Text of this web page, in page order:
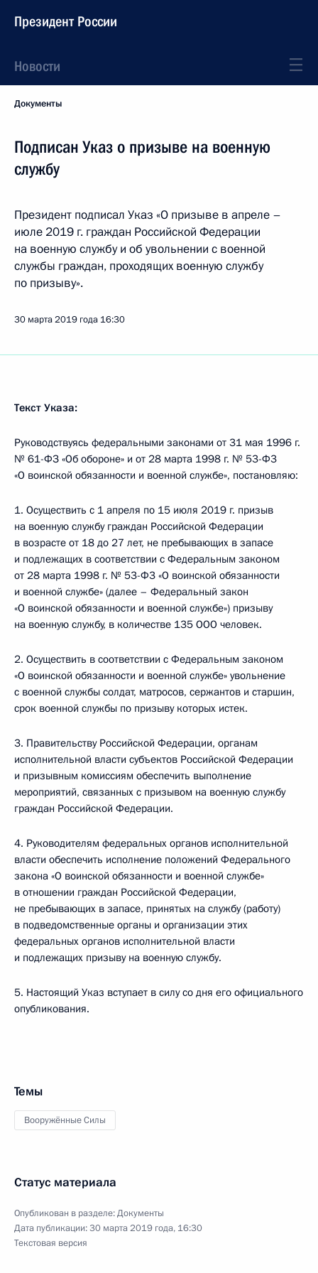
Президент России
Новости
Документы
Подписан Указ о призыве на военную
службу
Президент подписал Указ «О призыве в апреле –
июле 2019 г. граждан Российской Федерации
на военную службу и об увольнении с военной
службы граждан, проходящих военную службу
по призыву».
30 марта 2019 года 16:30
Текст Указа:
Руководствуясь федеральными законами от 31 мая 1996 г.
№ 61-ФЗ «Об обороне» и от 28 марта 1998 г. № 53-Ф3
«О воинской обязанности и военной службе», постановляю:
1. Осуществить с 1 апреля по 15 июля 2019 г. призыв
на военную службу граждан Российской Федерации
в возрасте от 18 до 27 лет, не пребывающих в запасе
и подлежащих в соответствии с Федеральным законом
от 28 марта 1998 г. № 53-Ф3 «О воинской обязанности
и военной службе» (далее – Федеральный закон
«О воинской обязанности и военной службе») призыву
на военную службу, в количестве 135 ООО человек.
2. Осуществить в соответствии с Федеральным законом
«О воинской обязанности и военной службе» увольнение
с военной службы солдат, матросов, сержантов и старшин,
срок военной службы по призыву которых истек.
3. Правительству Российской Федерации, органам
исполнительной власти субъектов Российской Федерации
и призывным комиссиям обеспечить выполнение
мероприятий, связанных с призывом на военную службу
граждан Российской Федерации.
4. Руководителям федеральных органов исполнительной
власти обеспечить исполнение положений Федерального
закона «О воинской обязанности и военной службе»
в отношении граждан Российской Федерации,
не пребывающих в запасе, принятых на службу (работу)
в подведомственные органы и организации этих
федеральных органов исполнительной власти
и подлежащих призыву на военную службу.
5. Настоящий Указ вступает в силу со дня его официального
опубликования.
Темы
Вооружённые Силы
Статус материала
Опубликован в разделе:Документы
Дата публикации:30 марта 2019 года, 16:30
Текстовая версия